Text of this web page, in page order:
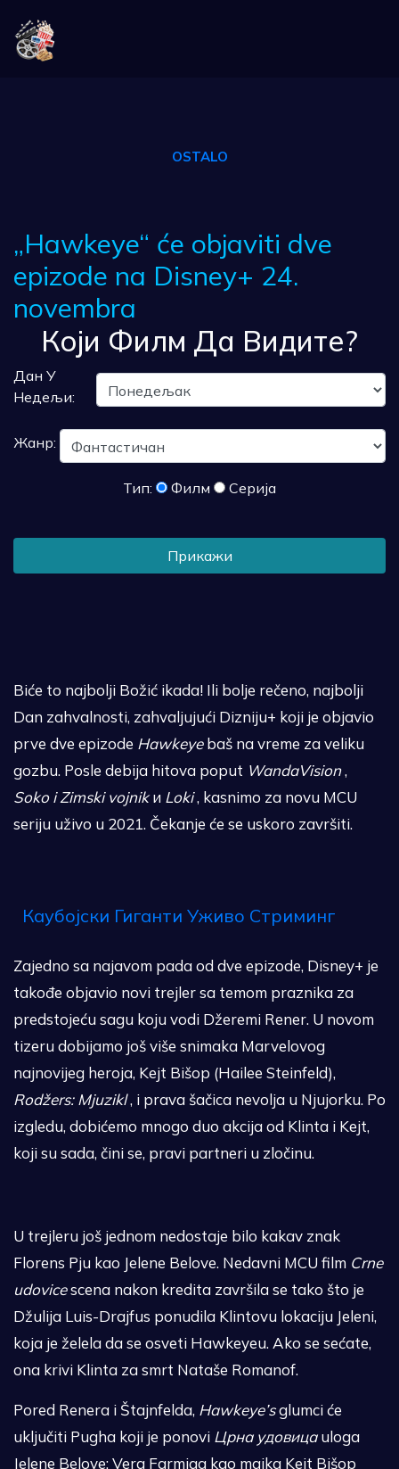
OSTALO
„Hawkeye“ će objaviti dve
epizode na Disney+ 24.
novembra
Који Филм Да Видите?
Дан У
Недељи:
Жанр:
Тип: Филм Серија
Прикажи
Biće to najbolji Božić ikada! Ili bolje rečeno, najbolji
Dan zahvalnosti, zahvaljujući Dizniju+ koji je objavio
prve dve epizode Hawkeyebaš na vreme za veliku
gozbu. Posle debija hitova poput WandaVision,
Soko i Zimski vojnikи Loki, kasnimo za novu MCU
seriju uživo u 2021. Čekanje će se uskoro završiti.
Каубојски Гиганти Уживо Стриминг
Zajedno sa najavom pada od dve epizode, Disney+ je
takođe objavio novi trejler sa temom praznika za
predstojeću sagu koju vodi Džeremi Rener. U novom
tizeru dobijamo još više snimaka Marvelovog
najnovijeg heroja, Kejt Bišop (Hailee Steinfeld),
Rodžers: Mjuzikl, i prava šačica nevolja u Njujorku. Po
izgledu, dobićemo mnogo duo akcija od Klinta i Kejt,
koji su sada, čini se, pravi partneri u zločinu.
U trejleru još jednom nedostaje bilo kakav znak
Florens Pju kao Jelene Belove. Nedavni MCU film Crne
udovicescena nakon kredita završila se tako što je
Džulija Luis-Drajfus ponudila Klintovu lokaciju Jeleni,
koja je želela da se osveti Hawkeyeu. Ako se sećate,
ona krivi Klinta za smrt Nataše Romanof.
Pored Renera i Štajnfelda, Hawkeye’sglumci će
uključiti Pugha koji je ponovi Црна удовицаuloga
Jelene Belove; Vera Farmiga kao majka Kejt Bišop